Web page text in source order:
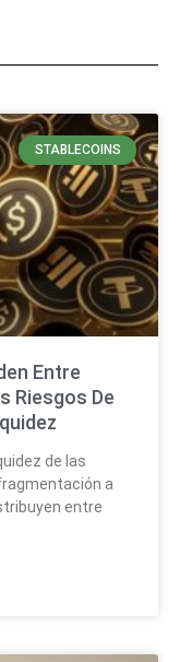
STABLECOINS
Entre
Riesgos De
de las
a
entre